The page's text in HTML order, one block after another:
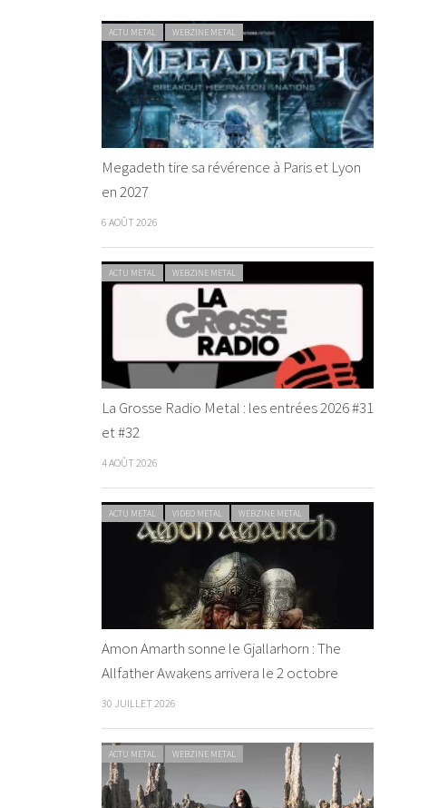
ACTU METAL WEBZINE METAL
Megadeth tire sa révérence à Paris et Lyon
en 2027
6 AOÛT 2026
ACTU METAL WEBZINE METAL
La Grosse Radio Metal : les entrées 2026 #31
et #32
4 AOÛT 2026
ACTU METAL VIDEO METAL WEBZINE METAL
Amon Amarth sonne le Gjallarhorn : The
Allfather Awakens arrivera le 2 octobre
30 JUILLET 2026
ACTU METAL WEBZINE METAL